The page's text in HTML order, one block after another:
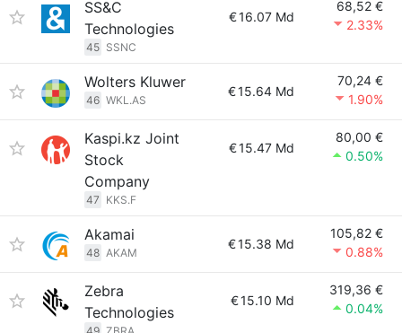
SS&C
Technologies
45 SSNC
€16.07 Md
68,52 €
2.33%
Wolters Kluwer
46 WKL.AS
€15.64 Md
70,24 €
1.90%
Kaspi.kz Joint
Stock
Company
47 KKS.F
€15.47 Md
80,00 €
0.50%
Akamai
48 AKAM
€15.38 Md
105,82 €
0.88%
Zebra
Technologies
€15.10 Md
319,36 €
0.04%